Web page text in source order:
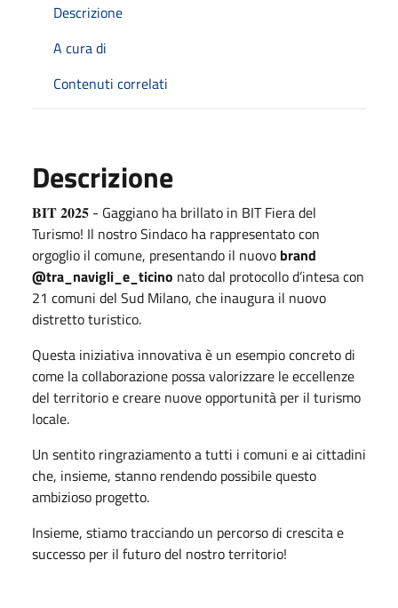
Descrizione
A cura di
Contenuti correlati
Descrizione
𝐁𝐈𝐓 𝟐𝟎𝟐𝟓 - Gaggiano ha brillato in BIT Fiera del
Turismo! Il nostro Sindaco ha rappresentato con
orgoglio il comune, presentando il nuovo brand
@tra_navigli_e_ticino nato dal protocollo d’intesa con
21 comuni del Sud Milano, che inaugura il nuovo
distretto turistico.
Questa iniziativa innovativa è un esempio concreto di
come la collaborazione possa valorizzare le eccellenze
del territorio e creare nuove opportunità per il turismo
locale.
Un sentito ringraziamento a tutti i comuni e ai cittadini
che, insieme, stanno rendendo possibile questo
ambizioso progetto.
Insieme, stiamo tracciando un percorso di crescita e
successo per il futuro del nostro territorio!